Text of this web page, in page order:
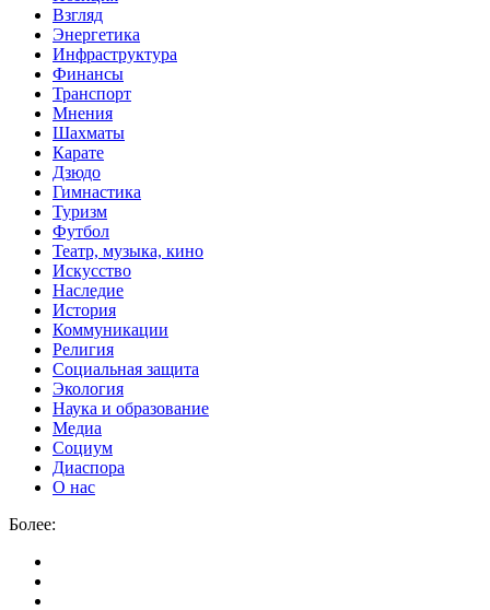
Взгляд
Энергетика
Инфраструктура
Финансы
Транспорт
Мнения
Шахматы
Карате
Дзюдо
Гимнастика
Туризм
Футбол
Театр, музыка, кино
Искусство
Наследие
История
Коммуникации
Религия
Социальная защита
Экология
Наука и образование
Медиа
Социум
Диаспора
О нас
Более: